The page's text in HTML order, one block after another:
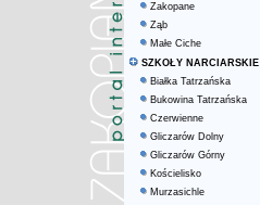
Zakopane
Ząb
Małe Ciche
SZKOŁY NARCIARSKIE
Białka Tatrzańska
Bukowina Tatrzańska
Czerwienne
Gliczarów Dolny
Gliczarów Górny
Kościelisko
Murzasichle